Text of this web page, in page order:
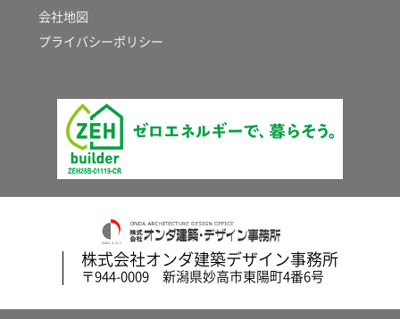
会社地図
プライバシーポリシー
株式会社オンダ建築デザイン事務所
〒944-0009 新潟県妙高市東陽町4番6号